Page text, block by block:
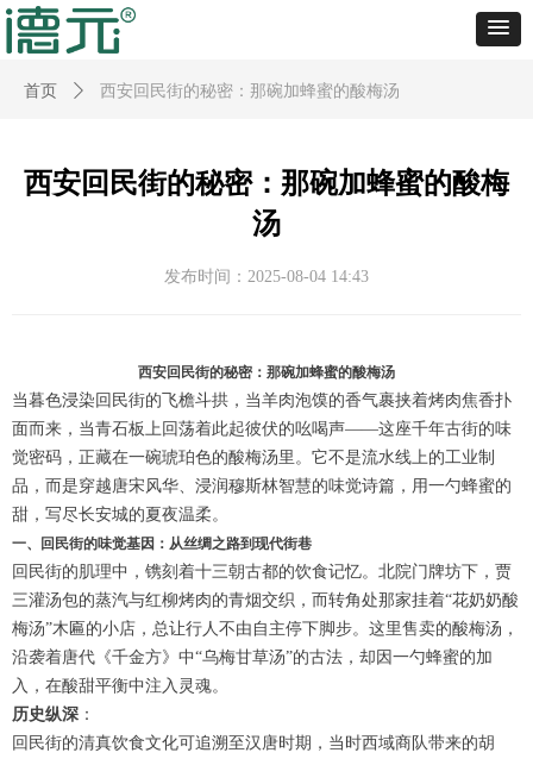
首页 ꄲ 西安回民街的秘密：那碗加蜂蜜的酸梅汤
西安回民街的秘密：那碗加蜂蜜的酸梅
汤
西安回民街的秘密：那碗加蜂蜜的酸梅汤
当暮色浸染回民街的飞檐斗拱，当羊肉泡馍的香气裹挟着烤肉焦香扑
面而来，当青石板上回荡着此起彼伏的吆喝声——这座千年古街的味
觉密码，正藏在一碗琥珀色的酸梅汤里。它不是流水线上的工业制
品，而是穿越唐宋风华、浸润穆斯林智慧的味觉诗篇，用一勺蜂蜜的
甜，写尽长安城的夏夜温柔。
一、回民街的味觉基因：从丝绸之路到现代街巷
回民街的肌理中，镌刻着十三朝古都的饮食记忆。北院门牌坊下，贾
三灌汤包的蒸汽与红柳烤肉的青烟交织，而转角处那家挂着“花奶奶酸
梅汤”木匾的小店，总让行人不由自主停下脚步。这里售卖的酸梅汤，
沿袭着唐代《千金方》中“乌梅甘草汤”的古法，却因一勺蜂蜜的加
入，在酸甜平衡中注入灵魂。
历史纵深 ：
回民街的清真饮食文化可追溯至汉唐时期，当时西域商队带来的胡
发布时间： 2025-08-04 14:43